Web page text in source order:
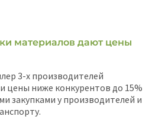
материалов дают цены
3-х производителей
цены ниже конкурентов до 15%
закупками у производителей и